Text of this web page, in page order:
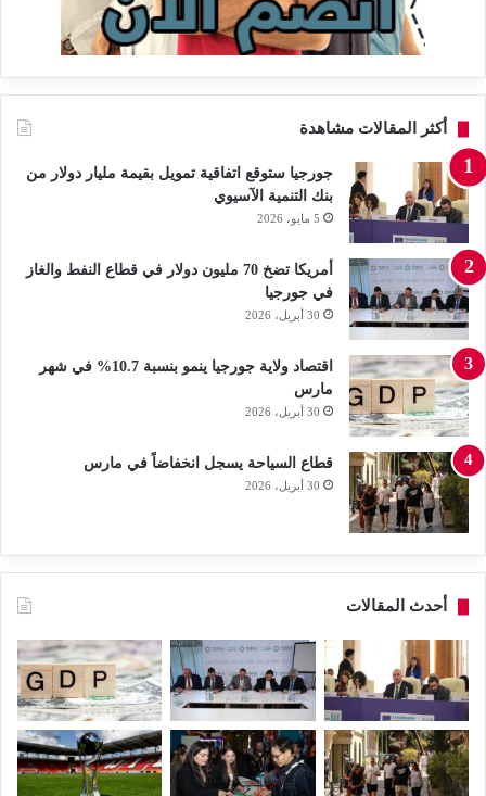
أكثر المقالات مشاهدة
جورجيا ستوقع اتفاقية تمويل بقيمة مليار دولار من
بنك التنمية الآسيوي
5 مايو، 2026
أمريكا تضخ 70 مليون دولار في قطاع النفط والغاز
في جورجيا
30 أبريل، 2026
اقتصاد ولاية جورجيا ينمو بنسبة 10.7% في شهر
مارس
30 أبريل، 2026
قطاع السياحة يسجل انخفاضاً في مارس
30 أبريل، 2026
أحدث المقالات